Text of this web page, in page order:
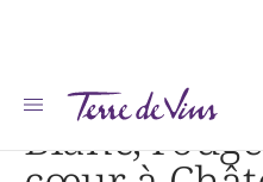
Accueil Dégustation Blanc, rouge : 3
Blanc,